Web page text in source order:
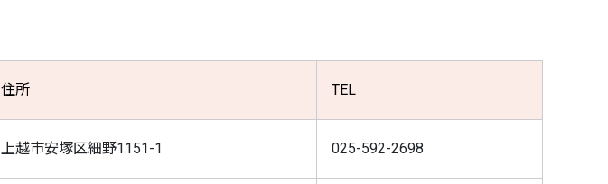
住所 TEL
上越市安塚区細野1151-1 025-592-2698